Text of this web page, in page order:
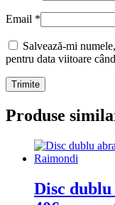
Email *
Salvează-mi
pentru data viitoare
Produse
Disc